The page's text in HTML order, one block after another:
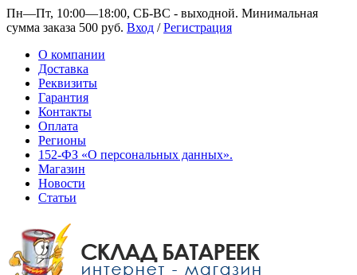
Пн—Пт, 10:00—18:00, СБ-ВС - выходной. Минимальная
сумма заказа 500 руб. Вход /Регистрация
О компании
Доставка
Реквизиты
Гарантия
Контакты
Оплата
Регионы
152-ФЗ «О персональных данных».
Магазин
Новости
Статьи